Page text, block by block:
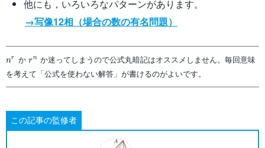
他にも，いろいろなパターンがあります。
→写像12相（場合の数の有名問題）
n^r
nr かr^n
rn か迷ってしまうので公式丸暗記はオススメしません。毎回意味
を考えて「公式を使わない解答」が書けるのがよいです。
この記事の監修者